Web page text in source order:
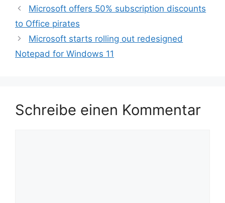
Microsoft offers 50% subscription discounts
to Office pirates
Microsoft starts rolling out redesigned
Notepad for Windows 11
Schreibe einen Kommentar